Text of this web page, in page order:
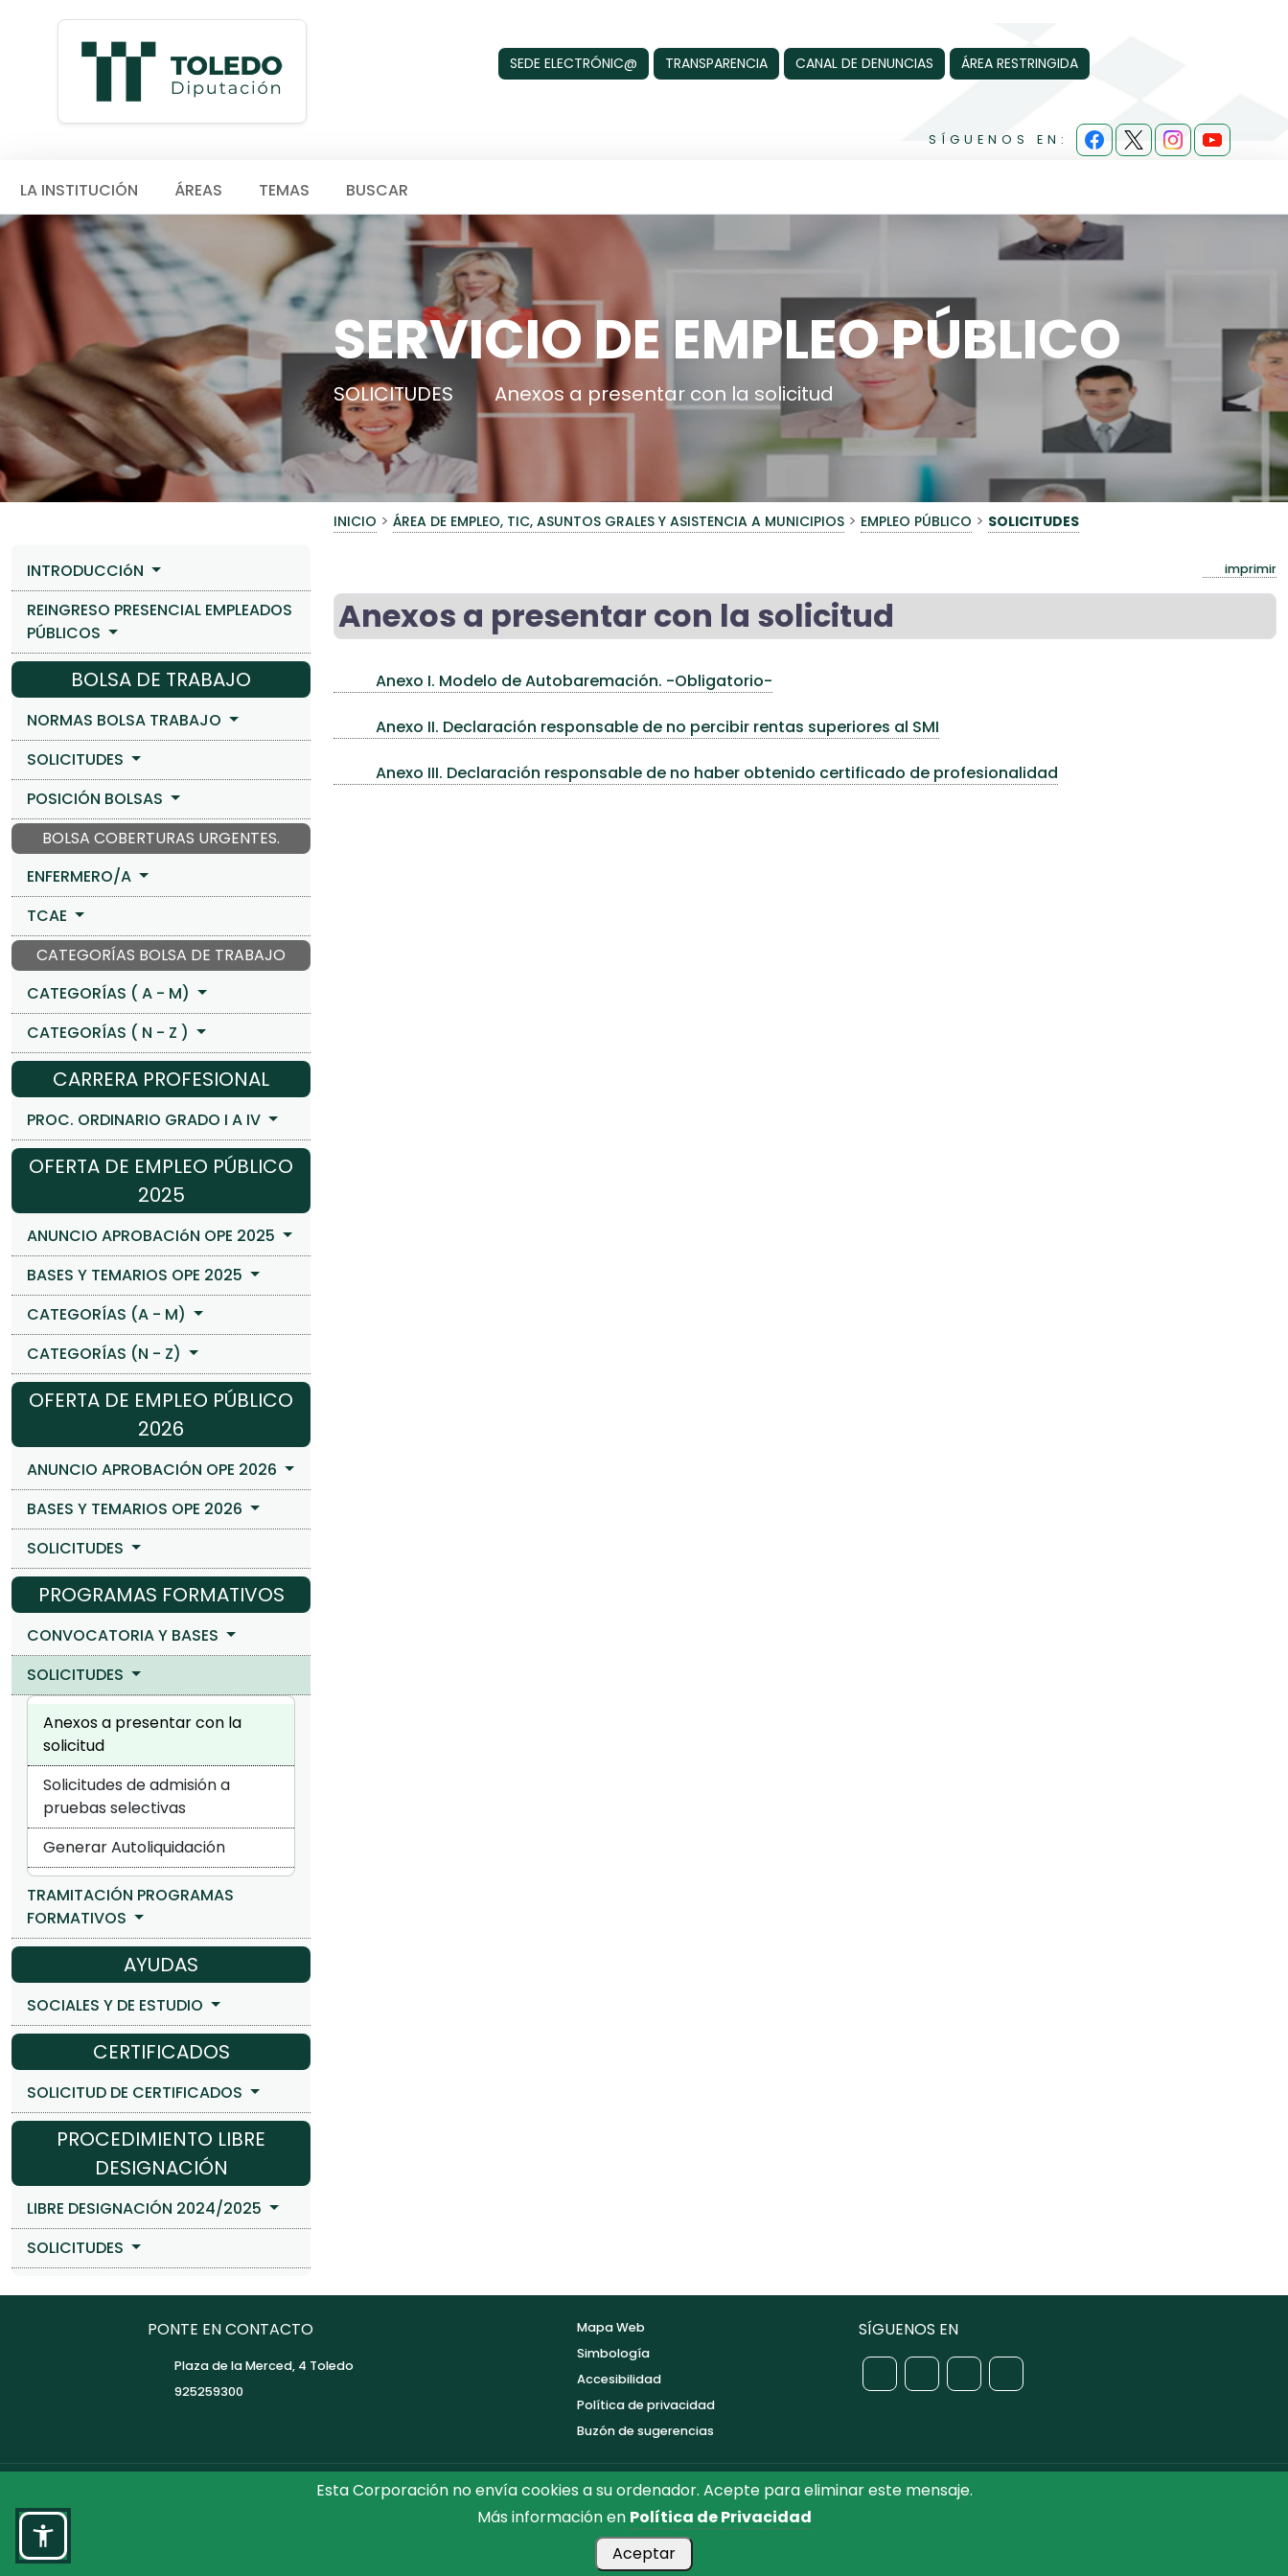
SEDE ELECTRÓNIC@ TRANSPARENCIA CANAL DE DENUNCIAS ÁREA RESTRINGIDA
SÍGUENOS EN:
LA INSTITUCIÓN ÁREAS TEMAS BUSCAR
Esta Corporación no envía cookies a su ordenador. Acepte para eliminar este mensaje.
Más información en Política de Privacidad
Aceptar
SERVICIO DE EMPLEO PÚBLICO
SOLICITUDES Anexos a presentar con la solicitud
INICIO > ÁREA DE EMPLEO, TIC, ASUNTOS GRALES Y ASISTENCIA A MUNICIPIOS > EMPLEO PÚBLICO > SOLICITUDES
INTRODUCCIóN
REINGRESO PRESENCIAL EMPLEADOS
PÚBLICOS
BOLSA DE TRABAJO
NORMAS BOLSA TRABAJO
SOLICITUDES
POSICIÓN BOLSAS
BOLSA COBERTURAS URGENTES.
ENFERMERO/A
TCAE
CATEGORÍAS BOLSA DE TRABAJO
CATEGORÍAS ( A - M)
CATEGORÍAS ( N - Z )
CARRERA PROFESIONAL
PROC. ORDINARIO GRADO I A IV
OFERTA DE EMPLEO PÚBLICO
2025
ANUNCIO APROBACIóN OPE 2025
BASES Y TEMARIOS OPE 2025
CATEGORÍAS (A - M)
CATEGORÍAS (N - Z)
OFERTA DE EMPLEO PÚBLICO
2026
ANUNCIO APROBACIÓN OPE 2026
BASES Y TEMARIOS OPE 2026
SOLICITUDES
PROGRAMAS FORMATIVOS
CONVOCATORIA Y BASES
SOLICITUDES
Anexos a presentar con la
solicitud
Solicitudes de admisión a
pruebas selectivas
Generar Autoliquidación
TRAMITACIÓN PROGRAMAS
FORMATIVOS
AYUDAS
SOCIALES Y DE ESTUDIO
CERTIFICADOS
SOLICITUD DE CERTIFICADOS
PROCEDIMIENTO LIBRE
DESIGNACIÓN
LIBRE DESIGNACIÓN 2024/2025
SOLICITUDES
imprimir
Anexos a presentar con la solicitud
Anexo I. Modelo de Autobaremación. -Obligatorio-
Anexo II. Declaración responsable de no percibir rentas superiores al SMI
Anexo III. Declaración responsable de no haber obtenido certificado de profesionalidad
PONTE EN CONTACTO
Plaza de la Merced, 4 Toledo
925259300
Mapa Web
Simbología
Accesibilidad
Política de privacidad
Buzón de sugerencias
SÍGUENOS EN
©2026 Diputación de Toledo. Reservados todos los Derechos. Diseñado por Diputación de Toledo